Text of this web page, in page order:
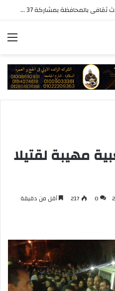
محافظ السويس يدشن أكبر حدث ثقافى بالمحافظة بمشاركة 37 دار نشر مصرية
مهيبة لقتيلا
0
217 أقل من دقيقة